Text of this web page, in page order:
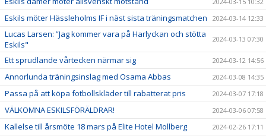
Eskils möter Hässleholms IF i näst sista träningsmatchen 2024-03-14 12:33
Lucas Larsen: ”Jag kommer vara på Harlyckan och stötta
Eskils"
2024-03-13 07:30
Ett sprudlande vårtecken närmar sig 2024-03-12 14:56
Annorlunda träningsinslag med Osama Abbas 2024-03-08 14:35
Passa på att köpa fotbollskläder till rabatterat pris 2024-03-07 17:18
VÄLKOMNA ESKILSFÖRÄLDRAR! 2024-03-06 07:58
Kallelse till årsmöte 18 mars på Elite Hotel Mollberg 2024-02-26 17:11